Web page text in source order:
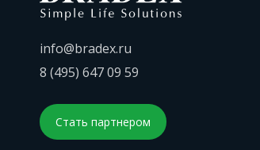
info@bradex.ru
8 (495) 647 09 59
Стать партнером